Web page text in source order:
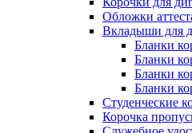
Обложки
Вкладыши для
Бланки
Бланки
Бланки
Бланки
Студенческие
Корочка